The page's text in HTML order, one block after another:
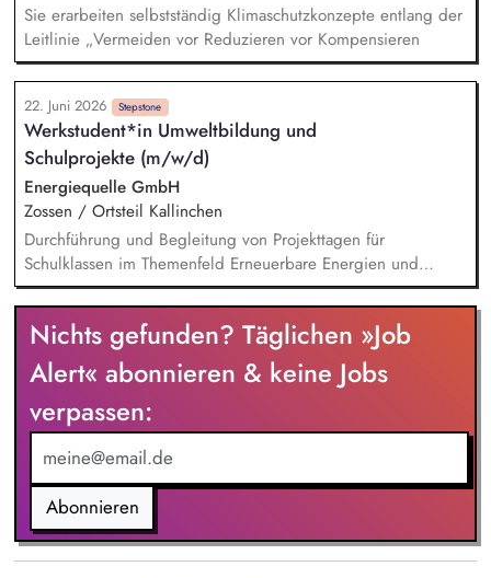
Sie erarbeiten selbstständig Klimaschutzkonzepte entlang der
Leitlinie „Vermeiden vor Reduzieren vor Kompensieren
22. Juni 2026 Stepstone
Werkstudent*in Umweltbildung und
Schulprojekte (m/w/d)
Energiequelle GmbH
Zossen / Ortsteil Kallinchen
Durchführung und Begleitung von Projekttagen für
Schulklassen im Themenfeld Erneuerbare Energien und
Klimawandel Vermittlung von Inhalten durch Präsentationen,
spielerische Übungen und einfache Experimente Betreuung
von Besuchergruppen sowie Durchführung von Führungen in
Windenergieanlagen (ohne Aufstieg) Sicherstellung eines
reibungslosen Ablaufs inkl. Vor- und Nachbereitung der
Programminhalte Mitgestaltung eines positiven und
nachhaltigen Lernerlebnisses gemeinsam mit dem Team vor
Ort Erstellung von Content für Social Media zur Begleitung
der Projekte und Einblicke in die Bildungsarbeit
Nichts gefunden? Täglichen »Job
Alert« abonnieren & keine Jobs
verpassen:
Abonnieren